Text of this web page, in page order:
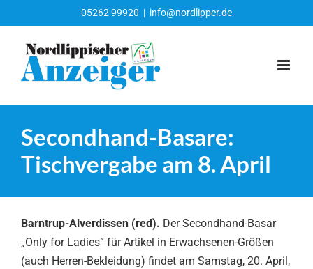
Inhalt
springen
05262 99920 | info@nordlipper.de
Secondhand-Basare:
Tischvergabe am 8. April
Barntrup-Alverdissen (red). Der Secondhand-Basar
„Only for Ladies“ für Artikel in Erwachsenen-Größen
(auch Herren-Bekleidung) findet am Samstag, 20. April,